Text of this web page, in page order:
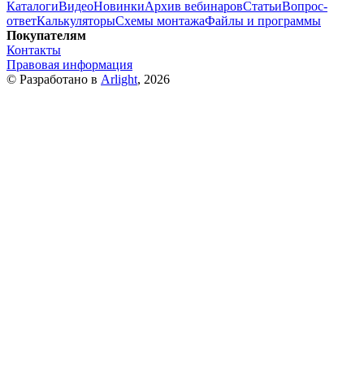
КаталогиВидеоНовинкиАрхив вебинаровСтатьиВопрос-
ответКалькуляторыСхемы монтажаФайлы и программы
Покупателям
Контакты
Правовая информация
© Разработано в Arlight, 2026